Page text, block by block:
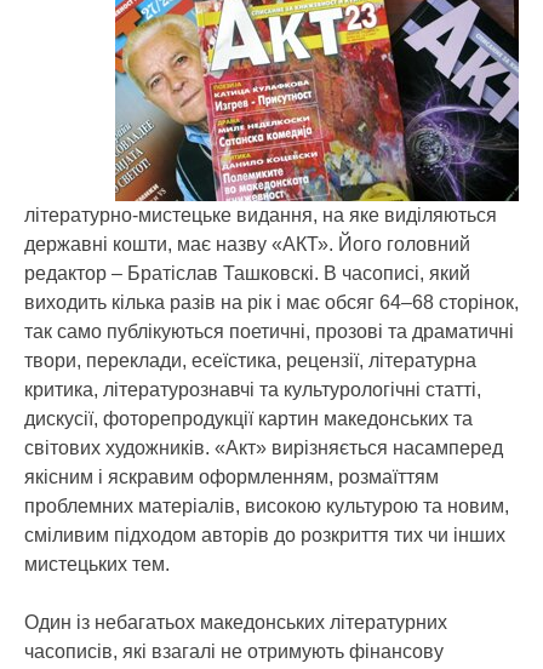
літературно-мистецьке видання, на яке виділяються
державні кошти, має назву «АКТ». Його головний
редактор – Братіслав Ташковскі. В часописі, який
виходить кілька разів на рік і має обсяг 64–68 сторінок,
так само публікуються поетичні, прозові та драматичні
твори, переклади, есеїстика, рецензії, літературна
критика, літературознавчі та культурологічні статті,
дискусії, фоторепродукції картин македонських та
світових художників. «Акт» вирізняється насамперед
якісним і яскравим оформленням, розмаїттям
проблемних матеріалів, високою культурою та новим,
сміливим підходом авторів до розкриття тих чи інших
мистецьких тем.
Один із небагатьох македонських літературних
часописів, які взагалі не отримують фінансову